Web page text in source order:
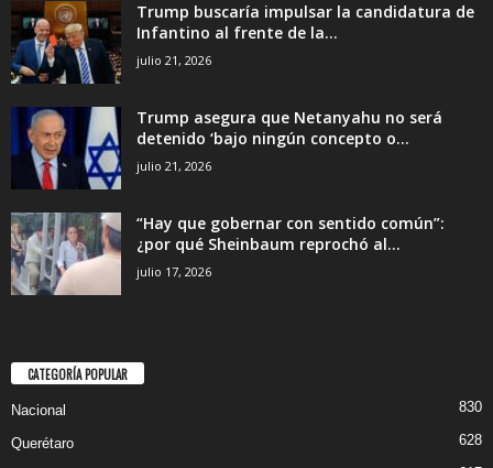
Trump buscaría impulsar la candidatura de
Infantino al frente de la...
julio 21, 2026
Trump asegura que Netanyahu no será
detenido ‘bajo ningún concepto o...
julio 21, 2026
“Hay que gobernar con sentido común”:
¿por qué Sheinbaum reprochó al...
julio 17, 2026
CATEGORÍA POPULAR
Nacional 830
Querétaro
628